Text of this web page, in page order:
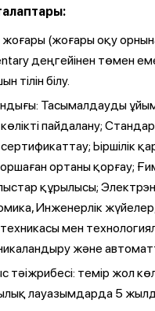
талаптары:
жоғары (жоғары оқу
деңгейінен төмен
тілін білу.
Тасымалдауды
пайдалану;
Ьіршілік
ортаны қорғау;
құрылысы;
Инженерлік
техникасы мен
және
тәіжрибесі: темір жол
лауазымдарда 5